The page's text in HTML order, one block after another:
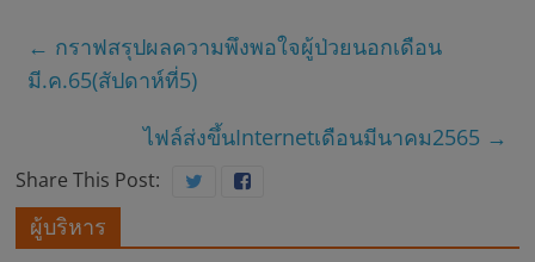
ยุ
พ
ร
← กราฟสรุปผลความพึงพอใจผู้ป่วยนอกเดือน
มี.ค.65(สัปดาห์ที่5)
ไฟล์ส่งขึ้นInternetเดือนมีนาคม2565 →
Share This Post:
ผู้บริหาร